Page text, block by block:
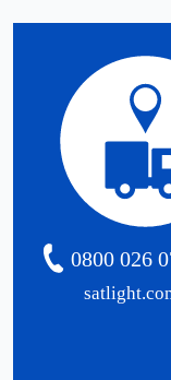
0800 026